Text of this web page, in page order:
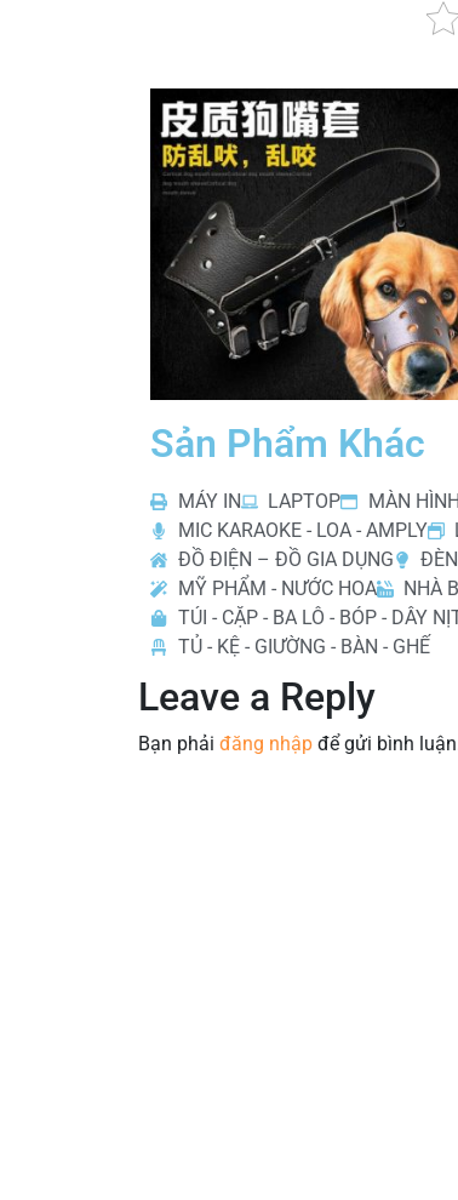
Sản Phẩm Khác
MÁY IN LAPTOP MÀN
MIC KARAOKE - LOA - AMPLY
ĐỒ ĐIỆN – ĐỒ GIA DỤNG
MỸ PHẨM - NƯỚC HOA
NHÀ
TÚI - CẶP - BA LÔ - BÓP - DÂY
TỦ - KỆ - GIƯỜNG - BÀN - GHẾ
Leave a Reply
Bạn phải đăng nhập để gửi bình